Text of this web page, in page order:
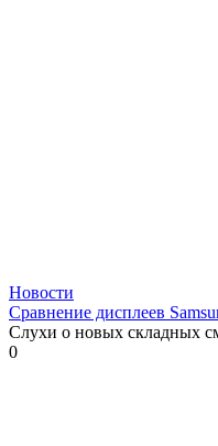
Новости
Сравнение дисплеев
Слухи о новых складных
0